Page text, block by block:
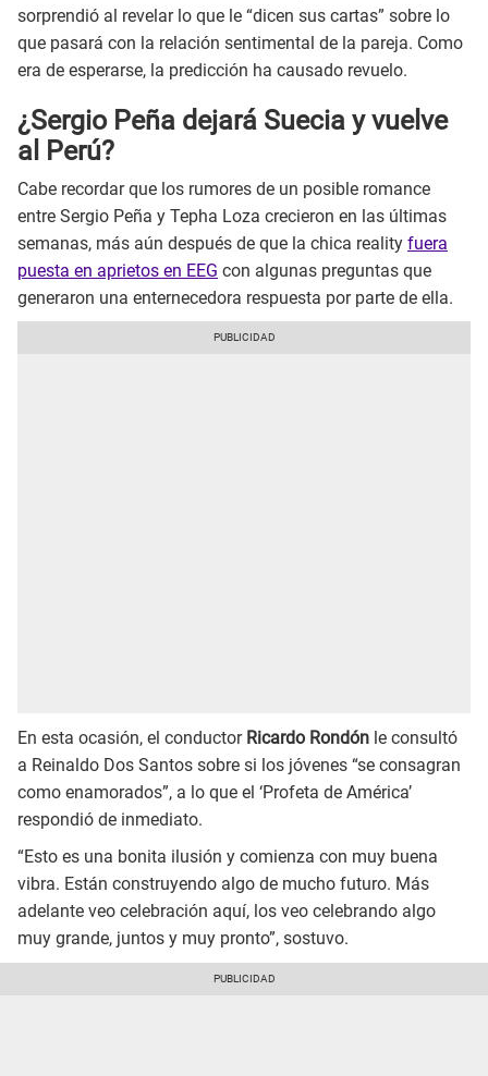
sorprendió al revelar lo que le “dicen sus cartas” sobre lo
que pasará con la relación sentimental de la pareja. Como
era de esperarse, la predicción ha causado revuelo.
¿Sergio Peña dejará Suecia y vuelve
al Perú?
Cabe recordar que los rumores de un posible romance
entre Sergio Peña y Tepha Loza crecieron en las últimas
semanas, más aún después de que la chica reality fuera
puesta en aprietos en EEG con algunas preguntas que
generaron una enternecedora respuesta por parte de ella.
En esta ocasión, el conductor Ricardo Rondón le consultó
a Reinaldo Dos Santos sobre si los jóvenes “se consagran
como enamorados”, a lo que el ‘Profeta de América’
respondió de inmediato.
“Esto es una bonita ilusión y comienza con muy buena
vibra. Están construyendo algo de mucho futuro. Más
adelante veo celebración aquí, los veo celebrando algo
muy grande, juntos y muy pronto”, sostuvo.